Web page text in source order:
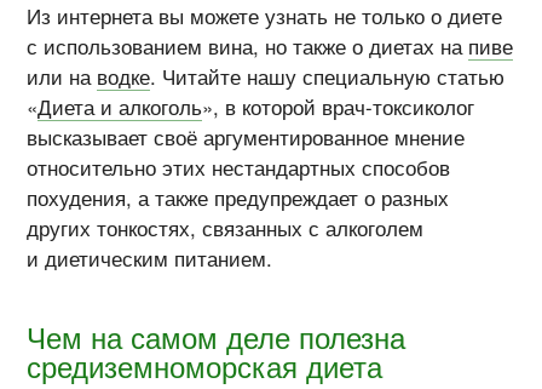
Из интернета вы можете узнать не только о диете
с использованием вина, но также о диетах на пиве
или на водке. Читайте нашу специальную статью
«Диета и алкоголь», в которой врач-токсиколог
высказывает своё аргументированное мнение
относительно этих нестандартных способов
похудения, а также предупреждает о разных
других тонкостях, связанных с алкоголем
и диетическим питанием.
Чем на самом деле полезна
средиземноморская диета